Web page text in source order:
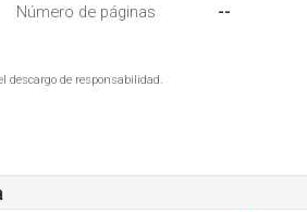
Número de páginas --
de responsabilidad.